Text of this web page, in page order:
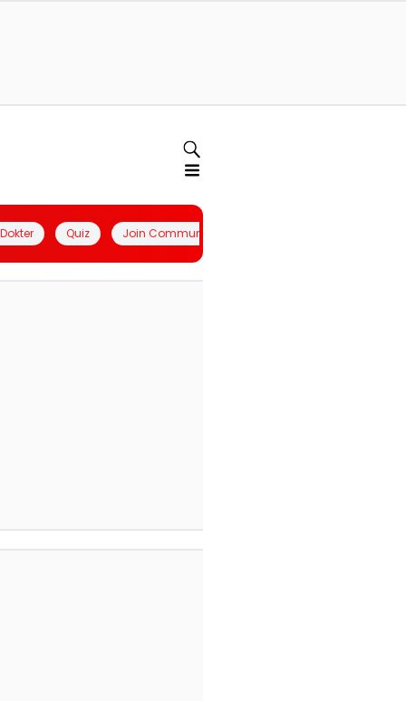
Quiz Join Community